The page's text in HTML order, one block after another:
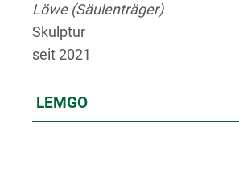
Löwe (Säulenträger)
Skulptur
seit 2021
LEMGO